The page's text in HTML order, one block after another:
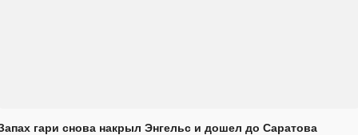
гари снова накрыл Энгельс и дошел до Саратова